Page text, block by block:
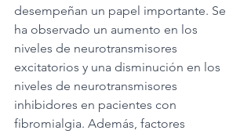
desempeñan un papel importante. Se
ha observado un aumento en los
niveles de neurotransmisores
excitatorios y una disminución en los
niveles de neurotransmisores
inhibidores en pacientes con
fibromialgia. Además, factores